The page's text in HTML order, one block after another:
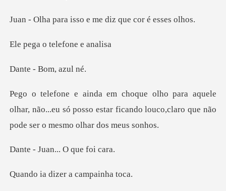
isso e me diz que
o telefon
Bom, a
e
olhar, não...eu só posso estar ficando louco,cl
an... O qu
izer a camp